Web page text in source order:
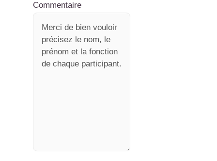
Commentaire